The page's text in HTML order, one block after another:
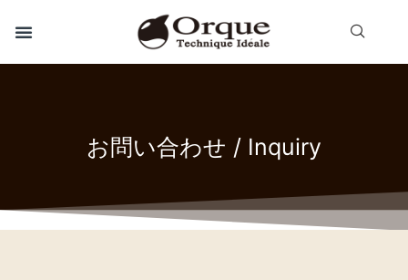
お問い合わせ / Inquiry